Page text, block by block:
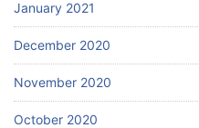
January 2021
December 2020
November 2020
October 2020